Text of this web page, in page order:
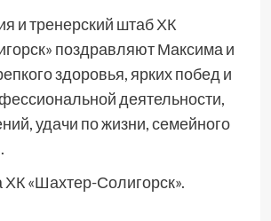
и тренерский штаб ХК
поздравляют Максима и
здоровья, ярких побед и
деятельности,
удачи по жизни, семейного
«Шахтер-Солигорск».